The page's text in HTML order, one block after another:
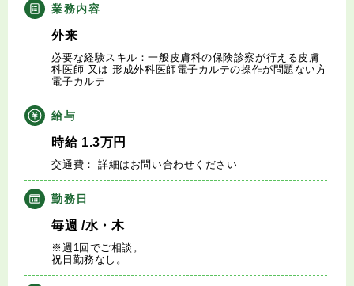
知りたい・聞きたい
転職成功事例
医師の転職マニュアル
データで見る医師の平均年収
医師に役立つ取材記事
大学医局紹介
業務内容
外来
必要な経験スキル：一般皮膚科の保険診察が行える皮膚
科医師 又は 形成外科医師電子カルテの操作が問題ない方
電子カルテ
給与
時給1.3万円
交通費： 詳細はお問い合わせください
勤務日
毎週 /水・木
※週1回でご相談。
祝日勤務なし。